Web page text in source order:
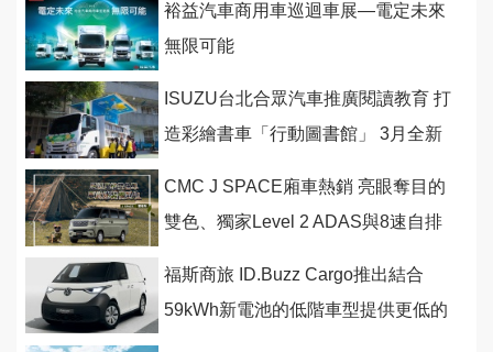
裕益汽車商用車巡迴車展—電定未來
無限可能
ISUZU台北合眾汽車推廣閱讀教育 打
造彩繪書車「行動圖書館」 3月全新
CMC J SPACE廂車熱銷 亮眼奪目的
雙色、獨家Level 2 ADAS與8速自排
福斯商旅 ID.Buzz Cargo推出結合
59kWh新電池的低階車型提供更低的